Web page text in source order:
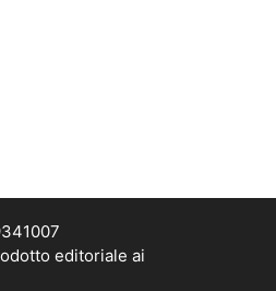
editoriale ai